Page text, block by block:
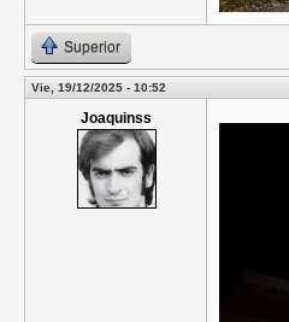
Superior
Vie, 19/12/2025 - 10:52
Joaquinss